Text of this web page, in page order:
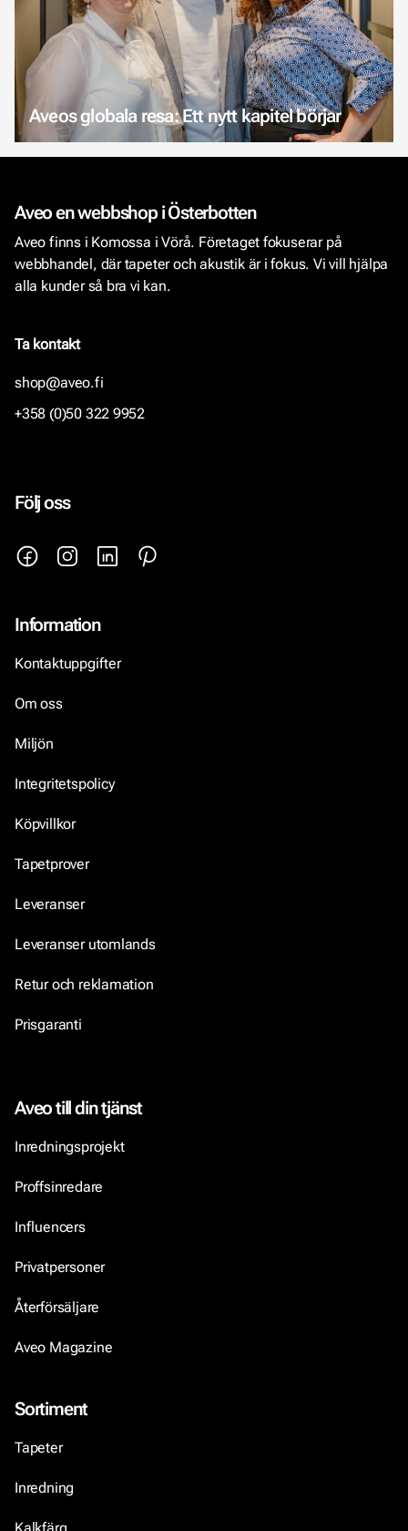
Aveos globala resa: Ett nytt kapitel börjar
Aveo en webbshop i Österbotten
Aveo finns i Komossa i Vörå. Företaget fokuserar på
webbhandel, där tapeter och akustik är i fokus. Vi vill hjälpa
alla kunder så bra vi kan.
Ta kontakt
shop@aveo.fi
+358 (0)50 322 9952
Följ oss
Information
Kontaktuppgifter
Om oss
Miljön
Integritetspolicy
Köpvillkor
Tapetprover
Leveranser
Leveranser utomlands
Retur och reklamation
Prisgaranti
Aveo till din tjänst
Inredningsprojekt
Proffsinredare
Influencers
Privatpersoner
Återförsäljare
Aveo Magazine
Sortiment
Tapeter
Inredning